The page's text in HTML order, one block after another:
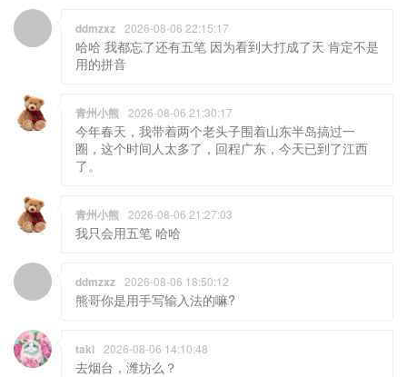
ddmzxz 2026-08-06 22:15:17
哈哈 我都忘了还有五笔 因为看到大打成了天 肯定不是
用的拼音
青州小熊 2026-08-06 21:30:17
今年春天，我带着两个老头子围着山东半岛搞过一
圈，这个时间人太多了，回程广东，今天已到了江西
了。
青州小熊 2026-08-06 21:27:03
我只会用五笔 哈哈
ddmzxz 2026-08-06 18:50:12
熊哥你是用手写输入法的嘛?
taki 2026-08-06 14:10:48
去烟台，潍坊么？